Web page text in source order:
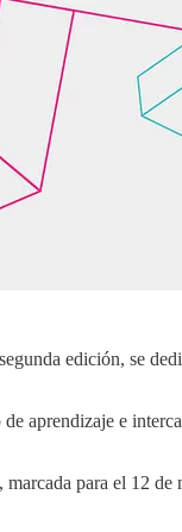
edición, se
aprendizaje e
para el 12 de